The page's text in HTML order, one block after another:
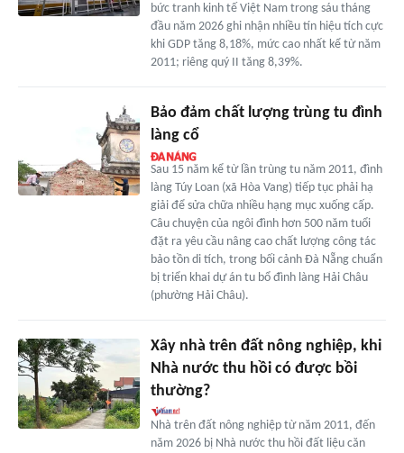
bức tranh kinh tế Việt Nam trong sáu tháng
đầu năm 2026 ghi nhận nhiều tín hiệu tích cực
khi GDP tăng 8,18%, mức cao nhất kể từ năm
2011; riêng quý II tăng 8,39%.
Bảo đảm chất lượng trùng tu đình
làng cổ
Sau 15 năm kể từ lần trùng tu năm 2011, đình
làng Túy Loan (xã Hòa Vang) tiếp tục phải hạ
giải để sửa chữa nhiều hạng mục xuống cấp.
Câu chuyện của ngôi đình hơn 500 năm tuổi
đặt ra yêu cầu nâng cao chất lượng công tác
bảo tồn di tích, trong bối cảnh Đà Nẵng chuẩn
bị triển khai dự án tu bổ đình làng Hải Châu
(phường Hải Châu).
Xây nhà trên đất nông nghiệp, khi
Nhà nước thu hồi có được bồi
thường?
Nhà trên đất nông nghiệp từ năm 2011, đến
năm 2026 bị Nhà nước thu hồi đất liệu căn